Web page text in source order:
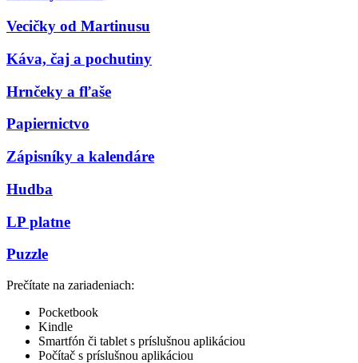
Vecičky od Martinusu
Káva, čaj a pochutiny
Hrnčeky a fľaše
Papiernictvo
Zápisníky a kalendáre
Hudba
LP platne
Puzzle
Prečítate na zariadeniach:
Pocketbook
Kindle
Smartfón či tablet s príslušnou aplikáciou
Počítač s príslušnou aplikáciou